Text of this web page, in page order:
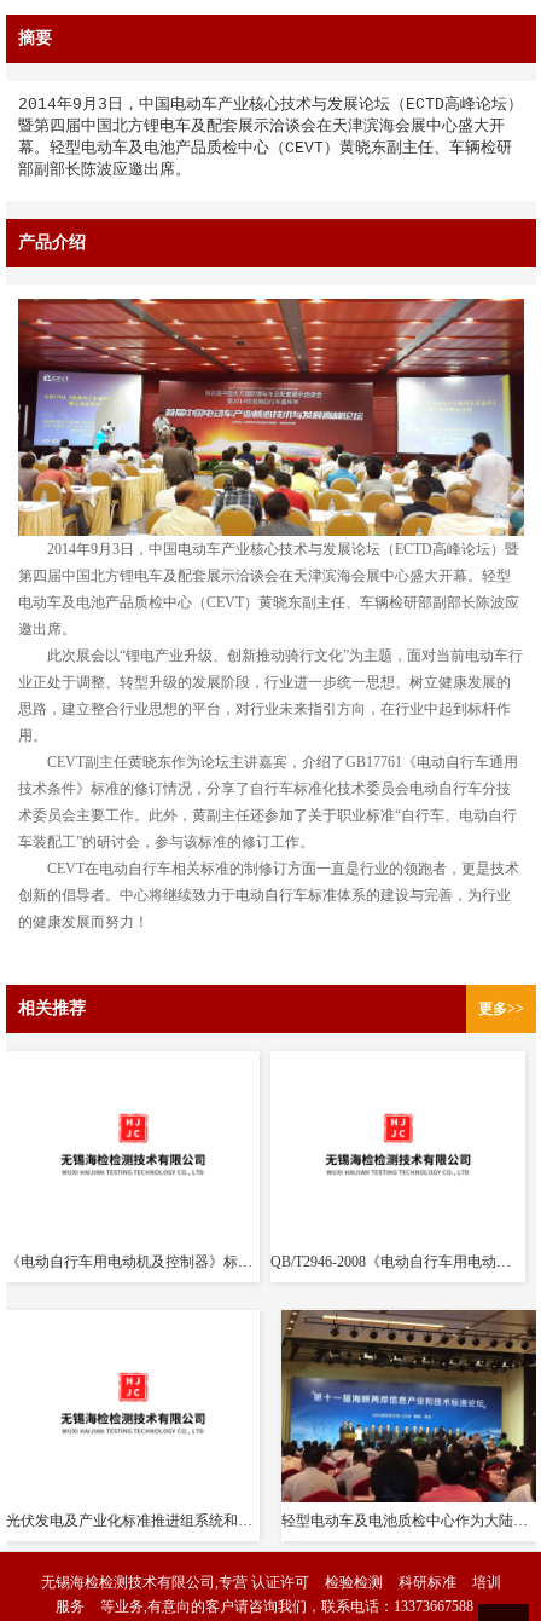
摘要
2014年9月3日，中国电动车产业核心技术与发展论坛（ECTD高峰论坛）
暨第四届中国北方锂电车及配套展示洽谈会在天津滨海会展中心盛大开
幕。轻型电动车及电池产品质检中心（CEVT）黄晓东副主任、车辆检研
部副部长陈波应邀出席。
产品介绍
2014年9月3日，中国电动车产业核心技术与发展论坛（ECTD高峰论坛）暨
第四届中国北方锂电车及配套展示洽谈会在天津滨海会展中心盛大开幕。轻型
电动车及电池产品质检中心（CEVT）黄晓东副主任、车辆检研部副部长陈波应
邀出席。
此次展会以“锂电产业升级、创新推动骑行文化”为主题，面对当前电动车行
业正处于调整、转型升级的发展阶段，行业进一步统一思想、树立健康发展的
思路，建立整合行业思想的平台，对行业未来指引方向，在行业中起到标杆作
用。
CEVT副主任黄晓东作为论坛主讲嘉宾，介绍了GB17761《电动自行车通用
技术条件》标准的修订情况，分享了自行车标准化技术委员会电动自行车分技
术委员会主要工作。此外，黄副主任还参加了关于职业标准“自行车、电动自行
车装配工”的研讨会，参与该标准的修订工作。
CEVT在电动自行车相关标准的制修订方面一直是行业的领跑者，更是技术
创新的倡导者。中心将继续致力于电动自行车标准体系的建设与完善，为行业
的健康发展而努力！
相关推荐 更多>>
《电动自行车用电动机及控制器》标准（修订）通过了工信部立项专家评审
轻型电动车及电池质检中心作为大陆代表与台方联合起草电动自行车锂电池共通标准
无锡海检检测技术有限公司,专营 认证许可 检验检测 科研标准
培训
服务
等业务,有意向的客户请咨询我们，联系电话： 13373667588